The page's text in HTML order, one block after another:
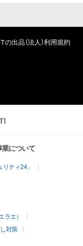
の出品（法人）利用規約
業について
ティ24」
ラエ）
対策